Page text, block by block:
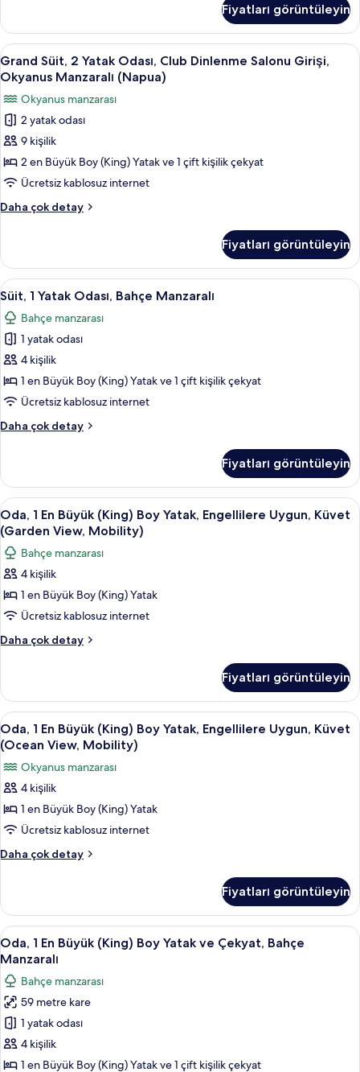
tüm
fotoğrafları
görün
Boy
Yatak,
Bahçe
Manzaralı
(Wellness
Room)
hakkında
daha
fazla
detay
Fiyatları görüntüleyin
Grand
Süit,
Yatak
Odası,
Club
Dinlenme
Salonu
Girişi,
Okyanus
(Napua)
için
tüm
fotoğrafları
görün
Grand Süit, 2 Yatak Odası, Club
7
Grand Süit, 2 Yatak Odası, Club Dinlenme Salonu Girişi,
Okyanus Manzaralı (Napua)
Okyanus manzarası
2 yatak odası
9 kişilik
2 en Büyük Boy (King) Yatak ve 1 çift kişilik çekyat
Ücretsiz kablosuz internet
Daha çok detay
Grand
Odası,
Club
Dinlenme
Girişi,
Okyanus
(Napua)
hakkında
daha
fazla
detay
Fiyatları görüntüleyin
Süit,
1
Yatak
Odası,
Bahçe
Manzaralı
için
fotoğrafları
Süit, 1 Yatak Odası, Bahçe
7
Süit, 1 Yatak Odası, Bahçe Manzaralı
Bahçe manzarası
1 yatak odası
4 kişilik
1 en Büyük Boy (King) Yatak ve 1 çift kişilik çekyat
Ücretsiz kablosuz internet
Daha çok detay
Süit,
Bahçe
Manzaralı
hakkında
daha
fazla
detay
Fiyatları görüntüleyin
Oda,
1
En
Büyük
(King)
Boy
Yatak,
Engellilere
(Garden
View,
Mobility)
için
tüm
fotoğrafları
görün
Dijital TV kanalları bulunan 65 inç
3
Oda, 1 En Büyük (King) Boy Yatak, Engellilere Uygun, Küvet
(Garden View, Mobility)
Bahçe manzarası
4 kişilik
1 en Büyük Boy (King) Yatak
Ücretsiz kablosuz internet
Daha çok detay
Oda,
(King)
Boy
Yatak,
Engellilere
Uygun,
Küvet
(Garden
Mobility)
hakkında
fazla
Fiyatları görüntüleyin
Oda,
1
En
Büyük
(King)
Boy
Yatak,
Engellilere
(Ocean
View,
Mobility)
için
tüm
fotoğrafları
görün
Dijital TV kanalları bulunan 65 inç
3
Oda, 1 En Büyük (King) Boy Yatak, Engellilere Uygun, Küvet
(Ocean View, Mobility)
Okyanus manzarası
4 kişilik
1 en Büyük Boy (King) Yatak
Ücretsiz kablosuz internet
Daha çok detay
Oda,
(King)
Boy
Yatak,
Engellilere
Küvet
(Ocean
View,
Mobility)
hakkında
Fiyatları görüntüleyin
Oda,
1
En
Büyük
(King)
Boy
Yatak
ve
Dijital TV kanalları bulunan 65 inç
4
Oda, 1 En Büyük (King) Boy Yatak ve Çekyat, Bahçe
Manzaralı
Bahçe manzarası
59 metre kare
1 yatak odası
4 kişilik
1 en Büyük Boy (King) Yatak ve 1 çift kişilik çekyat